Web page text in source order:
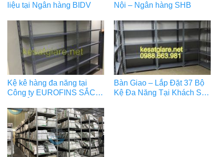
liệu tại Ngân hàng BIDV
Nội – Ngân hàng SHB
Kệ kê hàng đa năng tại
Công ty EUROFINS SẮC
Bàn Giao – Lắp Đặt 37 Bộ
Kệ Đa Năng Tại Khách Sạn